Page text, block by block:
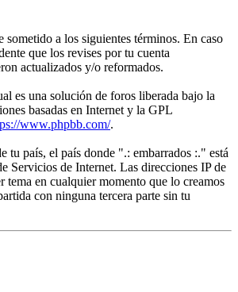
a los siguientes términos. En caso
que los revises por tu cuenta
actualizados y/o reformados.
es una solución de foros liberada bajo la
basadas en Internet y la GPL
www.phpbb.com/.
tu país, el país donde ".: embarrados :." está
Servicios de Internet. Las direcciones IP de
tema en cualquier momento que lo creamos
con ninguna tercera parte sin tu